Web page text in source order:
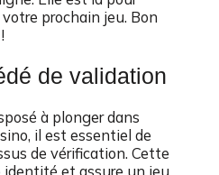
prochain jeu. Bon
de validation
à plonger dans
il est essentiel de
de vérification. Cette
et assure un jeu